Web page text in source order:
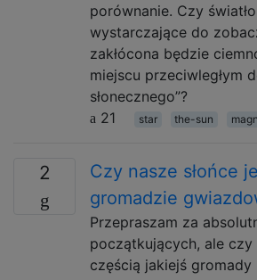
porównanie. Czy
wystarczające do
zakłócona będzie
miejscu przeciwległym
słonecznego”?
21
star the-sun
2
Czy nasze słońce
gromadzie
Przepraszam za
początkujących, ale czy
częścią jakiejś